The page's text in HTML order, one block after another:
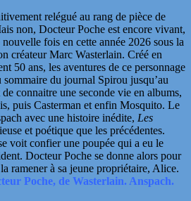
relégué au rang de pièce de
non, Docteur Poche est encore vivant,
fois en cette année 2026 sous la
créateur Marc Wasterlain. Créé en
50 ans, les aventures de ce personnage
du journal Spirou jusqu’au
connaitre une seconde vie en albums,
puis Casterman et enfin Mosquito. Le
avec une histoire inédite, Les
et poétique que les précédentes.
voit confier une poupée qui a eu le
Docteur Poche se donne alors pour
ramener à sa jeune propriétaire, Alice.
Poche, de Wasterlain. Anspach.